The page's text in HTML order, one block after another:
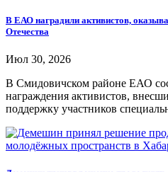
В ЕАО наградили активистов,
Отечества
Июл 30, 2026
В Смидовичском районе ЕАО
награждения активистов,
поддержку участников